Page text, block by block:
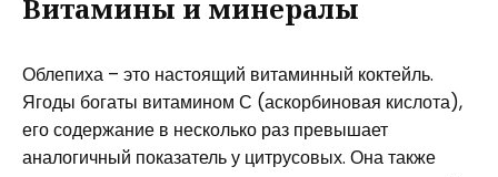
Витамины и минералы
Облепиха – это настоящий витаминный коктейль.
Ягоды богаты витамином С (аскорбиновая кислота),
его содержание в несколько раз превышает
аналогичный показатель у цитрусовых. Она также